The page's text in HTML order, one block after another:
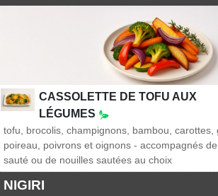
CASSOLETTE DE TOFU AUX
LÉGUMES
tofu, brocolis, champignons, bambou, carottes,
poireau, poivrons et oignons - accompagnés
sauté ou de nouilles sautées au choix
NIGIRI